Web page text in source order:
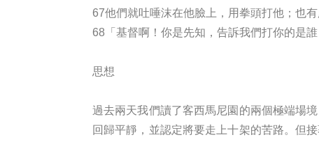
67他們就吐唾沫在他臉上，用拳頭打他；也有
68「基督啊！你是先知，告訴我們打你的是誰
思想
過去兩天我們讀了客西馬尼園的兩個極端場
回歸平靜，並認定將要走上十架的苦路。但